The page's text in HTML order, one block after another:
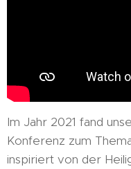
Im Jahr 2021 fand
Konferenz zum
inspiriert von der